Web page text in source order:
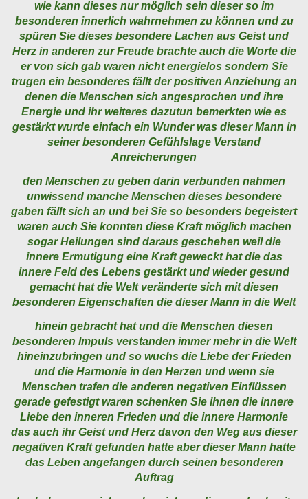
wie kann dieses nur möglich sein dieser so im
besonderen innerlich wahrnehmen zu können und zu
spüren Sie dieses besondere Lachen aus Geist und
Herz in anderen zur Freude brachte auch die Worte die
er von sich gab waren nicht energielos sondern Sie
trugen ein besonderes fällt der positiven Anziehung an
denen die Menschen sich angesprochen und ihre
Energie und ihr weiteres dazutun bemerkten wie es
gestärkt wurde einfach ein Wunder was dieser Mann in
seiner besonderen Gefühlslage Verstand
Anreicherungen
den Menschen zu geben darin verbunden nahmen
unwissend manche Menschen dieses besondere
gaben fällt sich an und bei Sie so besonders begeistert
waren auch Sie konnten diese Kraft möglich machen
sogar Heilungen sind daraus geschehen weil die
innere Ermutigung eine Kraft geweckt hat die das
innere Feld des Lebens gestärkt und wieder gesund
gemacht hat die Welt veränderte sich mit diesen
besonderen Eigenschaften die dieser Mann in die Welt
hinein gebracht hat und die Menschen diesen
besonderen Impuls verstanden immer mehr in die Welt
hineinzubringen und so wuchs die Liebe der Frieden
und die Harmonie in den Herzen und wenn sie
Menschen trafen die anderen negativen Einflüssen
gerade gefestigt waren schenken Sie ihnen die innere
Liebe den inneren Frieden und die innere Harmonie
das auch ihr Geist und Herz davon den Weg aus dieser
negativen Kraft gefunden hatte aber dieser Mann hatte
das Leben angefangen durch seinen besonderen
Auftrag